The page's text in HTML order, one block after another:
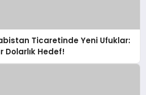
Ticaretinde Yeni Ufuklar:
Dolarlık Hedef!